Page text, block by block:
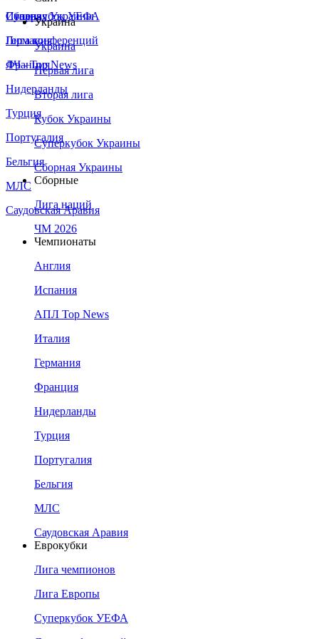
Сборная Украины
Италия
Германия
Франция
Нидерланды
Турция
Португалия
Бельгия
МЛС
Саудовская Аравия
Суперкубок УЕФА
Лига конференций
ЛЧ - Top News
Украина
Украина
Первая лига
Вторая лига
Кубок Украины
Суперкубок Украины
Сборная Украины
Сборные
Лига наций
ЧМ 2026
Чемпионаты
Англия
Испания
АПЛ Top News
Италия
Германия
Франция
Нидерланды
Турция
Португалия
Бельгия
МЛС
Саудовская Аравия
Еврокубки
Лига чемпионов
Лига Европы
Суперкубок УЕФА